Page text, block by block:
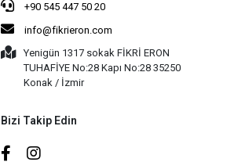
+90 545 447 50 20
info@fikrieron.com
Yenigün 1317 sokak FİKRİ ERON
TUHAFİYE No:28 Kapı No:28 35250
Konak / İzmir
Bizi Takip Edin